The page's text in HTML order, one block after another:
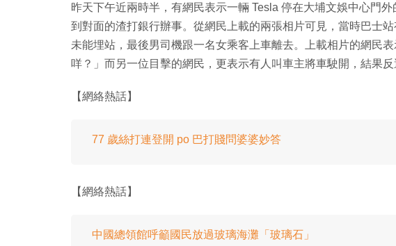
昨天下午近兩時半，有網民表示一輛 Tesla 停在大埔文娛中心門
到對面的渣打銀行辦事。從網民上載的兩張相片可見，當時巴士
未能埋站，最後男司機跟一名女乘客上車離去。上載相片的網民
咩？」而另一位目擊的網民，更表示有人叫車主將車駛開，結果反
【網絡熱話】
77 歲絲打連登開 po 巴打賤問婆婆妙答
【網絡熱話】
中國總領館呼籲國民放過玻璃海灘「玻璃石」